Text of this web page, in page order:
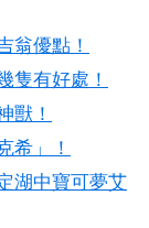
翁優點！
隻有好處！
獸！
希」！
湖中寶可夢艾